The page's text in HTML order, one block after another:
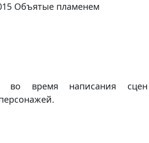
Объятые пламенем
во время написания